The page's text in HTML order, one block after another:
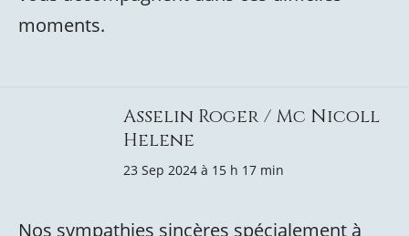
moments.
Asselin Roger / Mc Nicoll
Helene
23 Sep 2024 à 15 h 17 min
Nos sympathies sincères spécialement à